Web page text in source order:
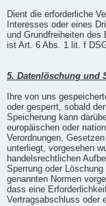
Dient die erforderliche
Interesses oder eines
und Grundfreiheiten
ist Art. 6 Abs. 1 lit. f
5. Datenlöschung und
Ihre von uns
oder gesperrt, sobald
Speicherung kann
europäischen oder
Verordnungen,
unterliegt, vorgesehen
handelsrechtlichen
Sperrung oder
genannten Normen
dass eine
Vertragsabschluss oder